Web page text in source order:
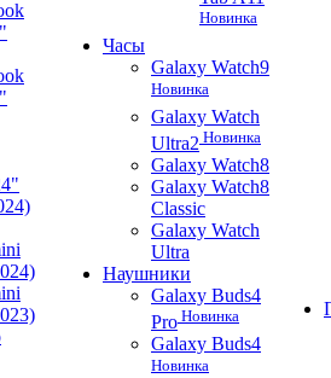
Новинка
Часы
Galaxy Watch9
Новинка
Galaxy Watch
Ultra2 Новинка
Galaxy Watch8
Galaxy Watch8
Classic
Galaxy Watch
Ultra
Наушники
Galaxy Buds4
Pro Новинка
Galaxy Buds4
Новинка